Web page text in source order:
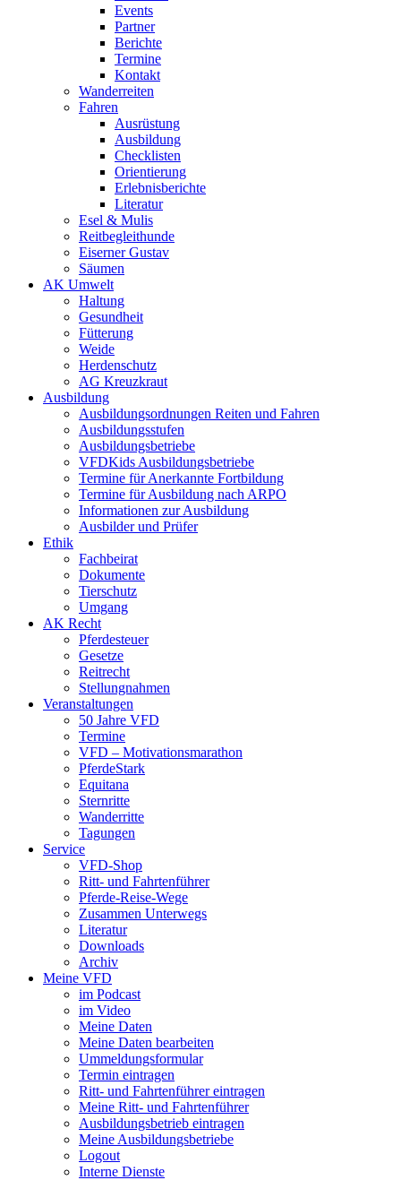
Events
Partner
Berichte
Termine
Kontakt
Wanderreiten
Fahren
Ausrüstung
Ausbildung
Checklisten
Orientierung
Erlebnisberichte
Literatur
Esel & Mulis
Reitbegleithunde
Eiserner Gustav
Säumen
AK Umwelt
Haltung
Gesundheit
Fütterung
Weide
Herdenschutz
AG Kreuzkraut
Ausbildung
Ausbildungsordnungen Reiten und Fahren
Ausbildungsstufen
Ausbildungsbetriebe
VFDKids Ausbildungsbetriebe
Termine für Anerkannte Fortbildung
Termine für Ausbildung nach ARPO
Informationen zur Ausbildung
Ausbilder und Prüfer
Ethik
Fachbeirat
Dokumente
Tierschutz
Umgang
AK Recht
Pferdesteuer
Gesetze
Reitrecht
Stellungnahmen
Veranstaltungen
50 Jahre VFD
Termine
VFD – Motivationsmarathon
PferdeStark
Equitana
Sternritte
Wanderritte
Tagungen
Service
VFD-Shop
Ritt- und Fahrtenführer
Pferde-Reise-Wege
Zusammen Unterwegs
Literatur
Downloads
Archiv
Meine VFD
im Podcast
im Video
Meine Daten
Meine Daten bearbeiten
Ummeldungsformular
Termin eintragen
Ritt- und Fahrtenführer eintragen
Meine Ritt- und Fahrtenführer
Ausbildungsbetrieb eintragen
Meine Ausbildungsbetriebe
Logout
Interne Dienste